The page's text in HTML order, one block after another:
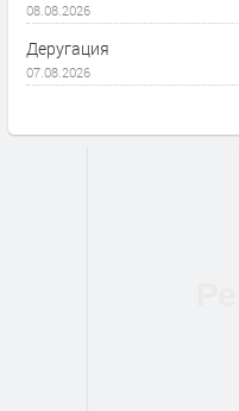
08.08.2026
Деругация
07.08.2026